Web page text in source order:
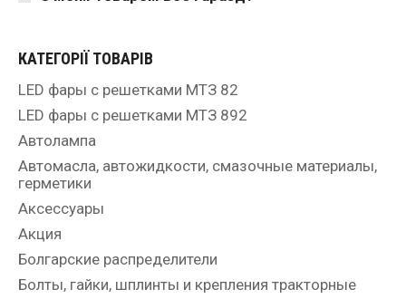
КАТЕГОРІЇ ТОВАРІВ
LED фары с решетками МТЗ 82
LED фары с решетками МТЗ 892
Автолампа
Автомасла, автожидкости, смазочные материалы,
герметики
Аксессуары
Акция
Болгарские распределители
Болты, гайки, шплинты и крепления тракторные